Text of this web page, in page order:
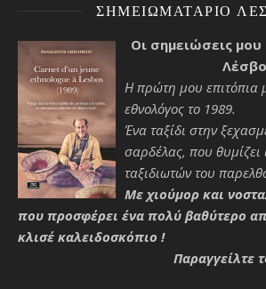
ΣΗΜΕΙΩΜΑΤΆΡΙΟ
Οι σημειώσεις
Η πρώτη μου επιτόπια
εθνολόγος το 1989.
Ένα ταξίδι στην
σαρδέλας, που θυμίζει
ταξιδιωτών του
Με χιούμορ και
που προσφέρει ένα πολύ βαθύτερο
κλισέ καλειδοσκόπιο !
Παραγγείλτε